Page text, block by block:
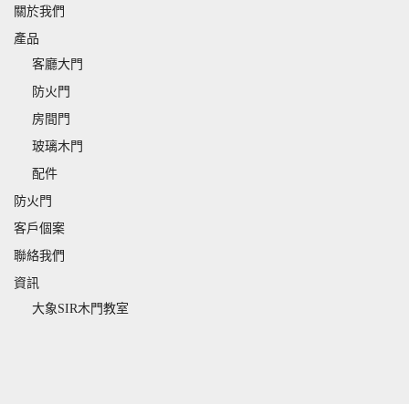
關於我們
產品
客廳大門
防火門
房間門
玻璃木門
配件
防火門
客戶個案
聯絡我們
資訊
大象SIR木門教室